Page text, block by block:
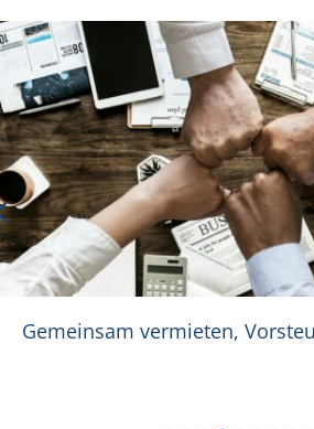
Gemeinsam vermieten,